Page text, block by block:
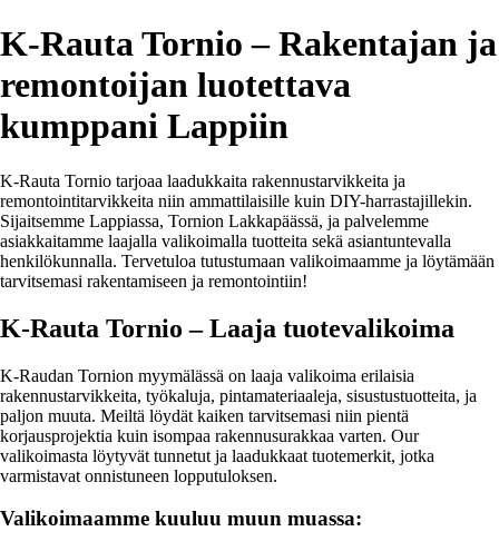
K-Rauta Tornio – Rakentajan ja
remontoijan luotettava
kumppani Lappiin
K-Rauta Tornio tarjoaa laadukkaita rakennustarvikkeita ja
remontointitarvikkeita niin ammattilaisille kuin DIY-harrastajillekin.
Sijaitsemme Lappiassa, Tornion Lakkapäässä, ja palvelemme
asiakkaitamme laajalla valikoimalla tuotteita sekä asiantuntevalla
henkilökunnalla. Tervetuloa tutustumaan valikoimaamme ja löytämään
tarvitsemasi rakentamiseen ja remontointiin!
K-Rauta Tornio – Laaja tuotevalikoima
K-Raudan Tornion myymälässä on laaja valikoima erilaisia
rakennustarvikkeita, työkaluja, pintamateriaaleja, sisustustuotteita, ja
paljon muuta. Meiltä löydät kaiken tarvitsemasi niin pientä
korjausprojektia kuin isompaa rakennusurakkaa varten. Our
valikoimasta löytyvät tunnetut ja laadukkaat tuotemerkit, jotka
varmistavat onnistuneen lopputuloksen.
Valikoimaamme kuuluu muun muassa: